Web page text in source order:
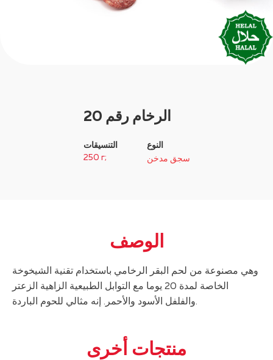
الرخام رقم 20
التنسيقات
250 г;
النوع
سجق مدخن
الوصف
وهي مصنوعة من لحم البقر الرخامي باستخدام تقنية الشيخوخة
الخاصة لمدة 20 يوما مع التوابل الطبيعية الزاهية الزعتر
والفلفل الأسود والأحمر. إنه مثالي للحوم الباردة.
منتجات أخرى